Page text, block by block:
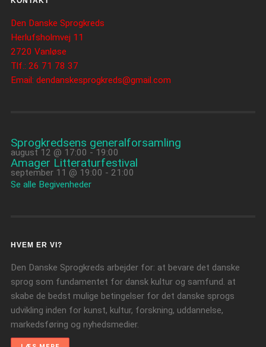
Den Danske Sprogkreds
Herlufsholmvej 11
2720 Vanløse
Tlf.: 26 71 78 37
Email: dendanskesprogkreds@gmail.com
Sprogkredsens generalforsamling
august 12 @ 17:00 - 19:00
Amager Litteraturfestival
september 11 @ 19:00 - 21:00
Se alle Begivenheder
HVEM ER VI?
Den Danske Sprogkreds arbejder for: at bevare det danske
sprog som fundamentet for dansk kultur og samfund. at
skabe de bedst mulige betingelser for det danske sprogs
udvikling inden for kunst, kultur, forskning, uddannelse,
markedsføring og nyhedsmedier.